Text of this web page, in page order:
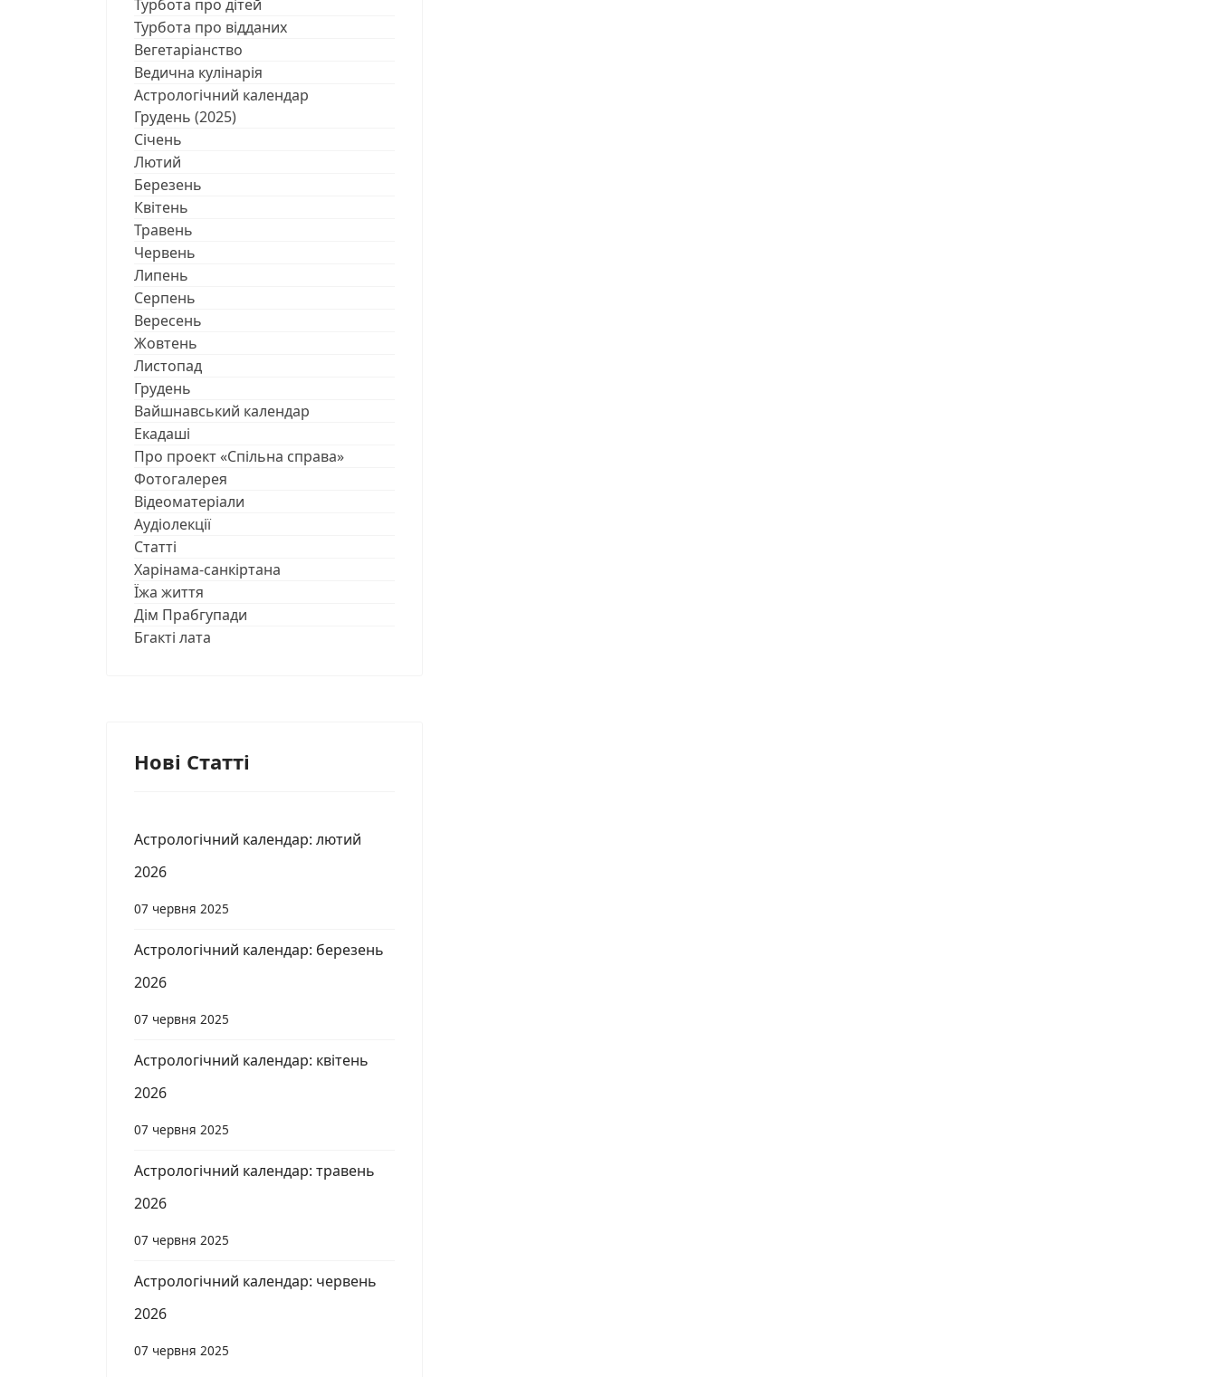
Турбота про дітей
Турбота про відданих
Вегетаріанство
Ведична кулінарія
Астрологічний календар
Грудень (2025)
Січень
Лютий
Березень
Квітень
Травень
Червень
Липень
Серпень
Вересень
Жовтень
Листопад
Грудень
Вайшнавський календар
Екадаші
Про проект «Спільна справа»
Фотогалерея
Відеоматеріали
Аудіолекції
Статті
Харінама-санкіртана
Їжа життя
Дім Прабгупади
Бгакті лата
Нові Статті
Астрологічний календар: лютий
2026
07 червня 2025
Астрологічний календар: березень
2026
07 червня 2025
Астрологічний календар: квітень
2026
07 червня 2025
Астрологічний календар: травень
2026
07 червня 2025
Астрологічний календар: червень
2026
07 червня 2025